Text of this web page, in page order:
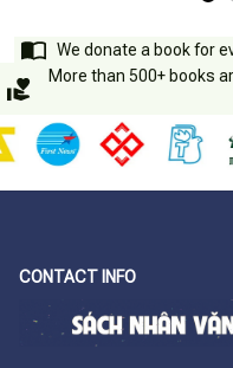
We donate a book for
More than 500+ books
CONTACT INFO